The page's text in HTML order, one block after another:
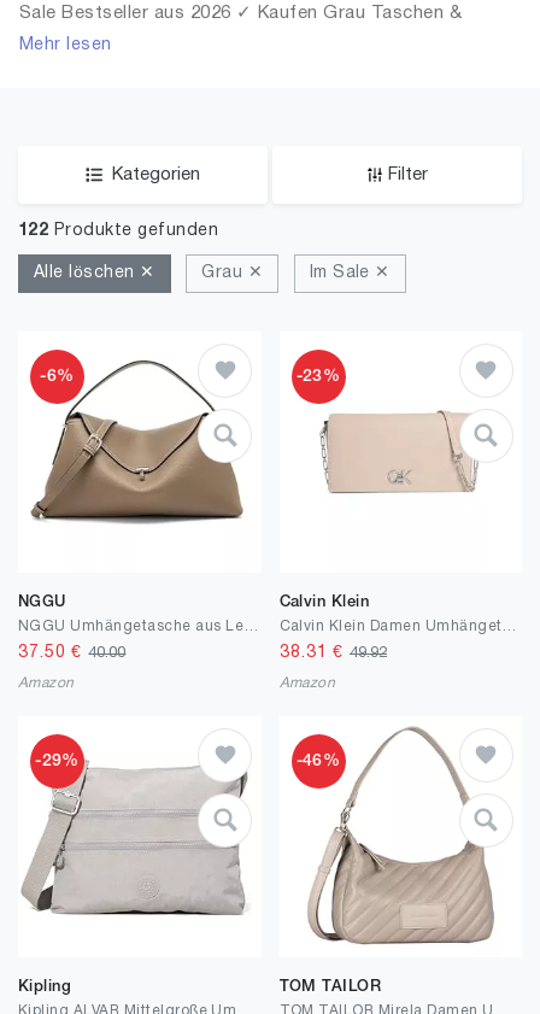
Sale Bestseller aus 2026 ✓ Kaufen Grau Taschen &
Rucksäcke für Frauen in Sale!
Mehr lesen
Kategorien Filter
122 Produkte gefunden
Alle löschen ✕ Grau ✕ Im Sale ✕
-6%
NGGU
37.50 €40.00
Amazon
-23%
Calvin Klein
38.31 € 49.92
Amazon
-29%
Kipling
-46%
TOM TAILOR